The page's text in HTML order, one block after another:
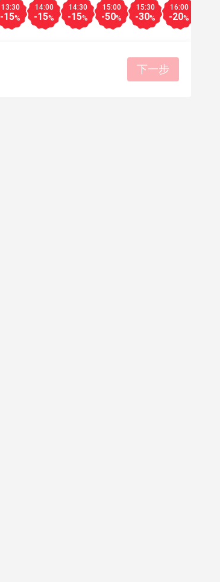
13:30
-15%
14:00
-15%
14:30
-15%
15:00
-50%
15:30
-30%
16:00
-20%
下一步